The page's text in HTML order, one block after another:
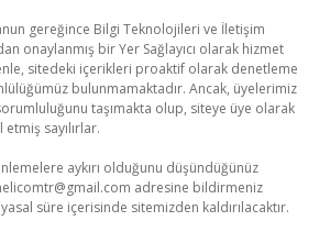
gereğince Bilgi Teknolojileri ve İletişim
onaylanmış bir Yer Sağlayıcı olarak hizmet
sitedeki içerikleri proaktif olarak denetleme
bulunmamaktadır. Ancak, üyelerimiz
taşımakta olup, siteye üye olarak
sayılırlar.
aykırı olduğunu düşündüğünüz
adresine bildirmeniz
süre içerisinde sitemizden kaldırılacaktır.